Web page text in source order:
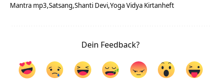
Mantra mp3 Satsang Shanti Devi Yoga Vidya Kirtanheft
Dein Feedback?